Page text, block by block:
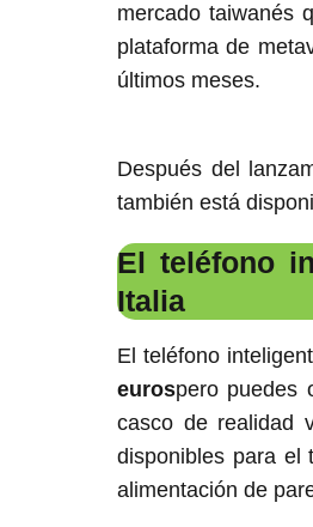
mercado taiwanés
plataforma de
últimos meses.
Después del
también está
El teléfono
Italia
El teléfono
eurospero puedes
casco de realidad
disponibles para el
alimentación de